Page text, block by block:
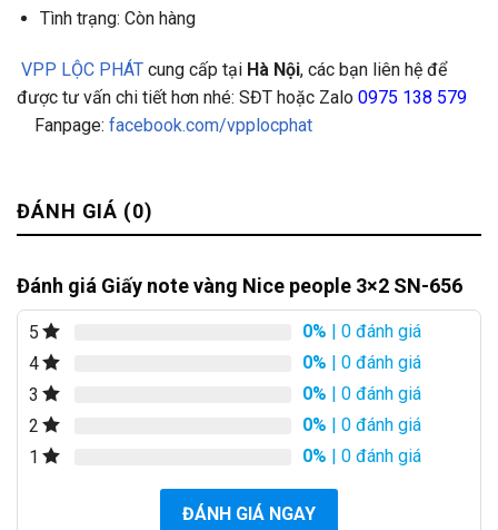
Tình trạng: Còn hàng
VPP LỘC PHÁT cung cấp tại Hà Nội, các bạn liên hệ để
được tư vấn chi tiết hơn nhé: SĐT hoặc Zalo 0975 138 579
Fanpage: facebook.com/vpplocphat
ĐÁNH GIÁ (0)
Đánh giá Giấy note vàng Nice people 3×2 SN-656
5 0% | 0 đánh giá
4
0% | 0 đánh giá
3
0% | 0 đánh giá
2
0% | 0 đánh giá
1
0% | 0 đánh giá
ĐÁNH GIÁ NGAY